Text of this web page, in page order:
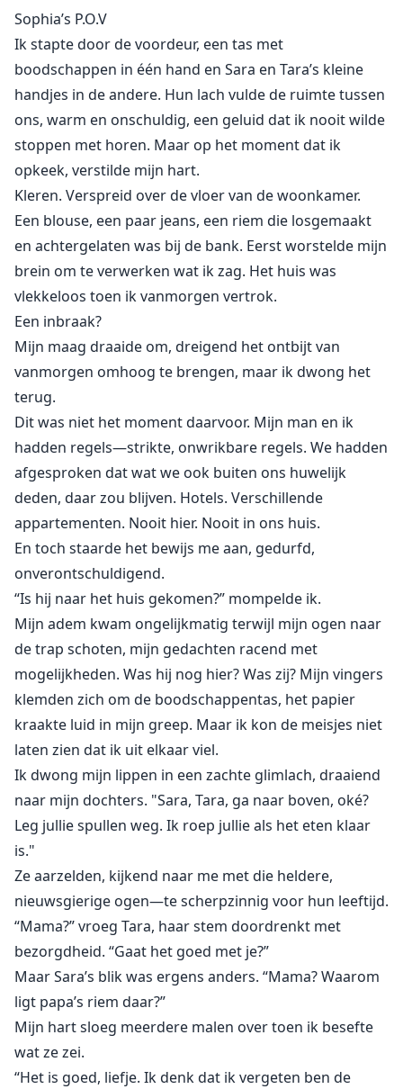
gaand dat hij hun afgesproken grenzen schendt.
Gekwetst en boos vlucht Sophia naar haar
kunstacademie, waar ze Nathaniel Synclair ontmoet,
een charmante nieuwe sponsor die een vuur in haar
ontsteekt. Ze praten, en Nathaniel stelt een wild idee
voor: hij zal doen alsof hij haar nep minnaar is om haar
man terug te pakken voor zijn dubbele standaarden.
Verstrikt in de liefdesdriehoek tussen haar gebroken
huwelijk en Nathaniel's aantrekkingskracht, aarzelt
Sophia, wat een mix van verlangen, leugens en
waarheid ontketent die alles opschudt wat ze weet
over liefde, vertrouwen en wie ze werkelijk is.
Sophia’s P.O.V
Ik stapte door de voordeur, een tas met
boodschappen in één hand en Sara en Tara’s kleine
handjes in de andere. Hun lach vulde de ruimte tussen
ons, warm en onschuldig, een geluid dat ik nooit wilde
stoppen met horen. Maar op het moment dat ik
opkeek, verstilde mijn hart.
Kleren. Verspreid over de vloer van de woonkamer.
Een blouse, een paar jeans, een riem die losgemaakt
en achtergelaten was bij de bank. Eerst worstelde mijn
brein om te verwerken wat ik zag. Het huis was
vlekkeloos toen ik vanmorgen vertrok.
Een inbraak?
Mijn maag draaide om, dreigend het ontbijt van
vanmorgen omhoog te brengen, maar ik dwong het
terug.
Dit was niet het moment daarvoor. Mijn man en ik
hadden regels—strikte, onwrikbare regels. We hadden
afgesproken dat wat we ook buiten ons huwelijk
deden, daar zou blijven. Hotels. Verschillende
appartementen. Nooit hier. Nooit in ons huis.
En toch staarde het bewijs me aan, gedurfd,
onverontschuldigend.
“Is hij naar het huis gekomen?” mompelde ik.
Mijn adem kwam ongelijkmatig terwijl mijn ogen naar
de trap schoten, mijn gedachten racend met
mogelijkheden. Was hij nog hier? Was zij? Mijn vingers
klemden zich om de boodschappentas, het papier
kraakte luid in mijn greep. Maar ik kon de meisjes niet
laten zien dat ik uit elkaar viel.
Ik dwong mijn lippen in een zachte glimlach, draaiend
naar mijn dochters. "Sara, Tara, ga naar boven, oké?
Leg jullie spullen weg. Ik roep jullie als het eten klaar
is."
Ze aarzelden, kijkend naar me met die heldere,
nieuwsgierige ogen—te scherpzinnig voor hun leeftijd.
“Mama?” vroeg Tara, haar stem doordrenkt met
bezorgdheid. “Gaat het goed met je?”
Maar Sara’s blik was ergens anders. “Mama? Waarom
ligt papa’s riem daar?”
Mijn hart sloeg meerdere malen over toen ik besefte
wat ze zei.
“Het is goed, liefje. Ik denk dat ik vergeten ben de